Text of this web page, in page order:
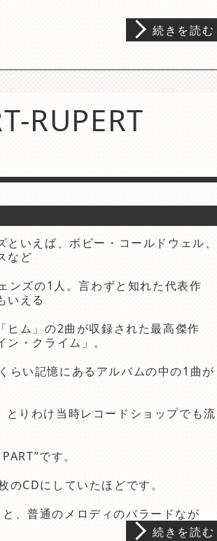
続きを読む
RUPERT
といえば、ボビー・コールドウェル、
など
ンズの1人。言わずと知れた代表作
いえる
ヒム」の2曲が収録された最高傑作
ン・クライム」。
らい記憶にあるアルバムの中の1曲が
りわけ当時レコードショップでも流
です。
CDにしていたほどです。
、普通のメロディのバラードなが
続きを読む